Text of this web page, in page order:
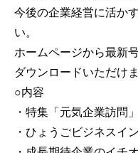
今後の企業経営に活か
い。
ホームページから最新
ダウンロードいただけま
○内容
・特集「元気企業訪問」
・ひょうごビジネスイ